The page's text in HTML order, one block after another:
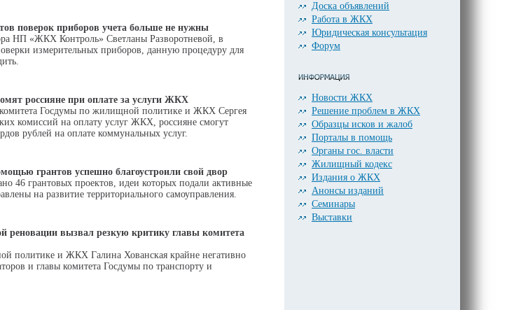
поверок приборов учета больше не нужны
НП «ЖКХ Контроль» Светланы Разворотневой, в
измерительных приборов, данную процедуру для
россияне при оплате за услуги ЖКХ
комитета Госдумы по жилищной политике и ЖКХ Сергея
комиссий на оплату услуг ЖКХ, россияне смогут
рублей на оплате коммунальных услуг.
грантов успешно благоустроили свой двор
46 грантовых проектов, идеи которых подали активные
на развитие территориального самоуправления.
реновации вызвал резкую критику главы комитета
политике и ЖКХ Галина Хованская крайне негативно
и главы комитета Госдумы по транспорту и
Доска объявлений
Работа в ЖКХ
Юридическая консультация
Форум
Новости ЖКХ
Решение проблем в ЖКХ
Образцы исков и жалоб
Порталы в помощь
Органы гос. власти
Жилищный кодекс
Издания о ЖКХ
Анонсы изданий
Семинары
Выставки